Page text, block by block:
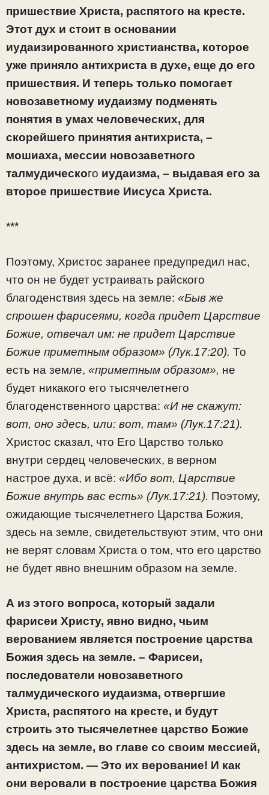
пришествие Христа, распятого на кресте.
Этот дух и стоит в основании
иудаизированного христианства, которое
уже приняло антихриста в духе, еще до его
пришествия. И теперь только помогает
новозаветному иудаизму подменять
понятия в умах человеческих, для
скорейшего принятия антихриста, –
мошиаха, мессии новозаветного
талмудического иудаизма, – выдавая его за
второе пришествие Иисуса Христа.
***
Поэтому, Христос заранее предупредил нас,
что он не будет устраивать райского
благоденствия здесь на земле: «Быв же
спрошен фарисеями, когда придет Царствие
Божие, отвечал им: не придет Царствие
Божие приметным образом» (Лук.17:20). То
есть на земле, «приметным образом», не
будет никакого его тысячелетнего
благоденственного царства: «И не скажут:
вот, оно здесь, или: вот, там» (Лук.17:21).
Христос сказал, что Его Царство только
внутри сердец человеческих, в верном
настрое духа, и всё: «Ибо вот, Царствие
Божие внутрь вас есть» (Лук.17:21). Поэтому,
ожидающие тысячелетнего Царства Божия,
здесь на земле, свидетельствуют этим, что они
не верят словам Христа о том, что его царство
не будет явно внешним образом на земле.
А из этого вопроса, который задали
фарисеи Христу, явно видно, чьим
верованием является построение царства
Божия здесь на земле. – Фарисеи,
последователи новозаветного
талмудического иудаизма, отвергшие
Христа, распятого на кресте, и будут
строить это тысячелетнее царство Божие
здесь на земле, во главе со своим мессией,
антихристом. — Это их верование! И как
они веровали в построение царства Божия